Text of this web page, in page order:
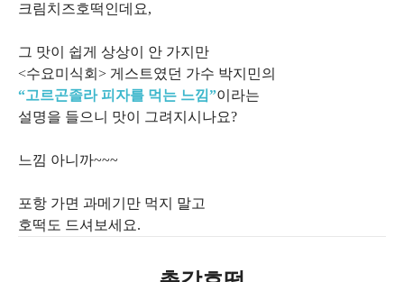
크림치즈호떡인데요,
그 맛이 쉽게 상상이 안 가지만
<수요미식회> 게스트였던 가수 박지민의
“고르곤졸라 피자를 먹는 느낌”이라는
설명을 들으니 맛이 그려지시나요?
느낌 아니까~~~
포항 가면 과메기만 먹지 말고
호떡도 드셔보세요.